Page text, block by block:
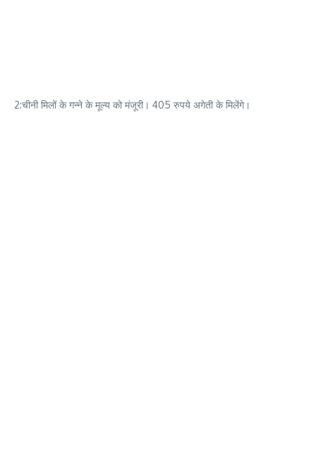
2:चीनी मिलों के गन्ने के मूल्य को मंजूरी। 405 रुपये अगेती के मिलेंगे।